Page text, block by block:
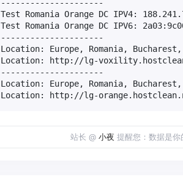
---------------------
Test Romania Orange DC IPV4:
Test Romania Orange DC IPV6:
---------------------
Location: Europe, Romania,
Location: http://lg-
---------------------
Location: Europe, Romania, Bucharest,
Location: http://lg-
站长 @ 小夜 提醒您：数据是